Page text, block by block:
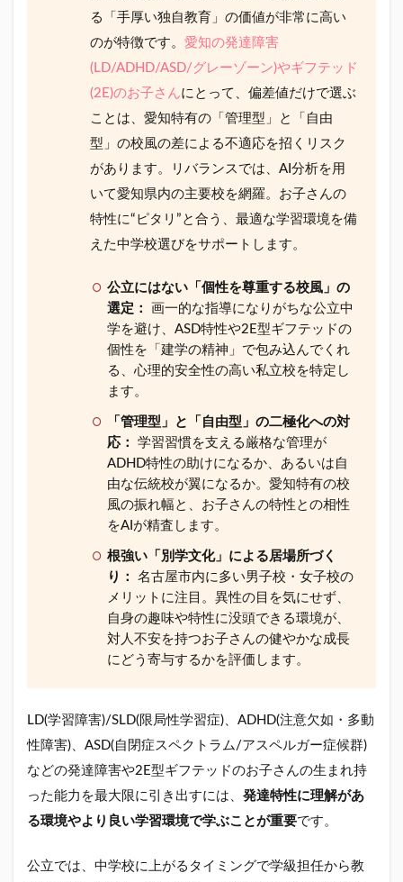
新】愛
発達障
害・ギ
ド対応
私立中
学校ガ
私立
中学
校(女
子校)
1.4
愛知
障
る「手厚い独自教育」の価値が非常に高い
のが特徴です。 愛知の発達障害
(LD/ADHD/ASD/グレーゾーン)やギフテッド
(2E)のお子さんにとって、偏差値だけで選ぶ
ことは、愛知特有の「管理型」と「自由
型」の校風の差による不適応を招くリスク
があります。リバランスでは、AI分析を用
いて愛知県内の主要校を網羅。お子さんの
特性に“ピタリ”と合う、最適な学習環境を備
えた中学校選びをサポートします。
公立にはない「個性を尊重する校風」の
選定：
画一的な指導になりがちな公立中
学を避け、ASD特性や2E型ギフテッドの
個性を「建学の精神」で包み込んでくれ
る、心理的安全性の高い私立校を特定し
ます。
「管理型」と「自由型」の二極化への対
応：
学習習慣を支える厳格な管理が
ADHD特性の助けになるか、あるいは自
由な伝統校が翼になるか。愛知特有の校
風の振れ幅と、お子さんの特性との相性
をAIが精査します。
根強い「別学文化」による居場所づく
り：
名古屋市内に多い男子校・女子校の
メリットに注目。異性の目を気にせず、
自身の趣味や特性に没頭できる環境が、
対人不安を持つお子さんの健やかな成長
にどう寄与するかを評価します。
LD(学習障害)/SLD(限局性学習症)、ADHD(注意欠如・多動
性障害)、ASD(自閉症スペクトラム/アスペルガー症候群)
などの発達障害や2E型ギフテッドのお子さんの生まれ持
った能力を最大限に引き出すには、 発達特性に理解があ
る環境やより良い学習環境で学ぶことが重要です。
公立では、中学校に上がるタイミングで学級担任から教